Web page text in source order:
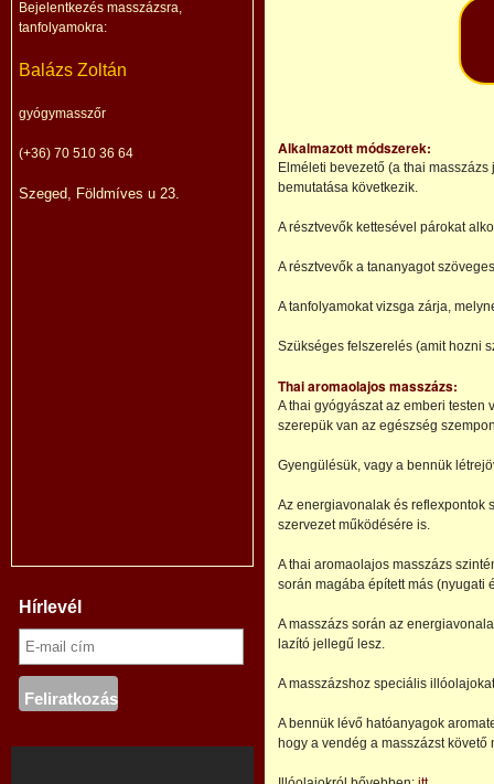
Alkalmazott módszerek:
Elméleti bevezető (a thai
bemutatása következik.
A résztvevők kettesével párokat
A résztvevők a tananyagot
A tanfolyamokat vizsga zárja,
Szükséges felszerelés (amit hozni
Thai aromaolajos masszázs:
A thai gyógyászat az emberi
szerepük van az egészség
Gyengülésük, vagy a bennük
Az energiavonalak és reflexpontok
szervezet működésére is.
A thai aromaolajos masszázs
során magába épített más (nyugati
A masszázs során az
lazító jellegű lesz.
A masszázshoz speciális
A bennük lévő hatóanyagok
hogy a vendég a masszázst
Bejelentkezés masszázsra,
tanfolyamokra:
Balázs Zoltán
gyógymasszőr
(+36) 70 510 36 64
Szeged, Földmíves u 23.
Hírlevél